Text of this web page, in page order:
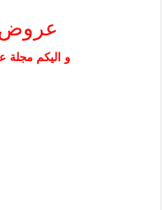
و اليكم